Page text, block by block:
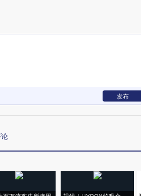
发布